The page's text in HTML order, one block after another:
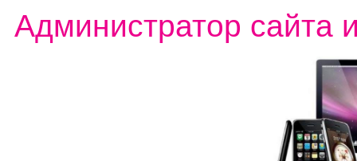
Администратор сайта